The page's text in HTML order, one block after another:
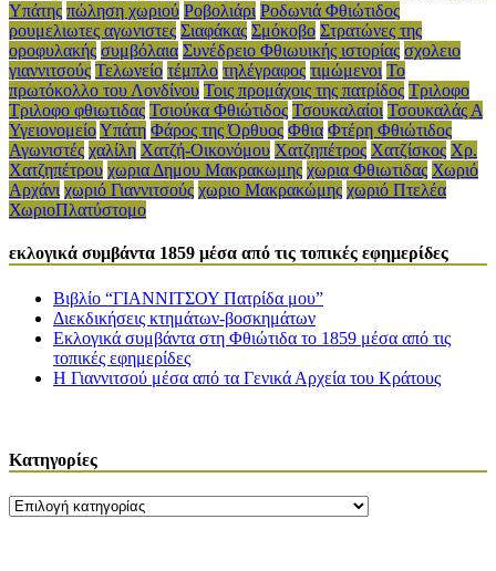
Υπάτης πώληση χωριού Ροβολιάρι Ροδωνιά Φθιώτιδος
ρουμελιωτες αγωνιστες Σιαφάκας Σμόκοβο Στρατώνες της
οροφυλακής συμβόλαια Συνέδρειο Φθιωυικής ιστορίας σχολειο
γιαννιτσούς Τελωνείο τέμπλο τηλέγραφος τιμώμενοι Το
πρωτόκολλο του Λονδίνου Τοις προμάχοις της πατρίδος Τριλοφο
Τριλοφο φθιωτιδας Τσιούκα Φθιώτιδος Τσουκαλαίοι Τσουκαλάς Α
ΥγειονομείοΥπάτη Φάρος της Όρθυος Φθια Φτέρη Φθιώτιδος
Αγωνιστές χαλίλη Χατζή-Οικονόμου Χατζηπέτρος Χατζίσκος Χρ.
Χατζηπέτρου χωρια Δημου Μακρακωμης χωρια Φθιωτιδας Χωριό
Αρχάνι χωριό Γιαννιτσούς χωριο Μακρακώμης χωριό Πτελέα
ΧωριοΠλατύστομο
εκλογικά συμβάντα 1859 μέσα από τις τοπικές εφημερίδες
Βιβλίο “ΓΙΑΝΝΙΤΣΟΥ Πατρίδα μου”
Διεκδικήσεις κτημάτων-βοσκημάτων
Εκλογικά συμβάντα στη Φθιώτιδα το 1859 μέσα από τις
τοπικές εφημερίδες
Η Γιαννιτσού μέσα από τα Γενικά Αρχεία του Κράτους
Kατηγορίες
Kατηγορίες